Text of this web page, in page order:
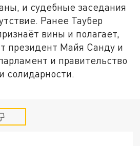
и судебные заседания
Ранее Таубер
вины и полагает,
президент Майя Санду и
и правительство
солидарности.